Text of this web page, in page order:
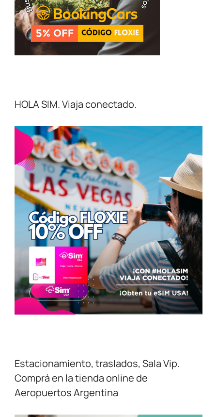
HOLA SIM. Viaja conectado.
Estacionamiento, traslados, Sala Vip.
Comprá en la tienda online de
Aeropuertos Argentina